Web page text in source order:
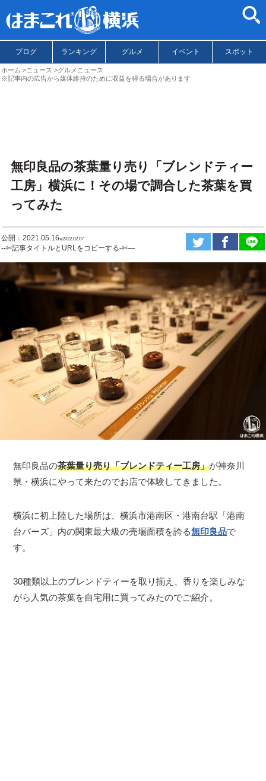
ブログ ランキング グルメ イベント スポット
ホーム ニュース
グルメニュース
※記事内の広告から媒体維持のために収益を得る場合があります
無印良品の茶葉量り売り「ブレンドティー
工房」横浜に！その場で調合した茶葉を買
ってみた
公開：2021.05.16ಇ2022.02.07
--✄記事タイトルとURLをコピーする-✄—
無印良品の茶葉量り売り「ブレンドティー工房」が神奈川
県・横浜にやって来たのでお店で体験してきました。
横浜に初上陸した場所は、横浜市港南区・港南台駅「港南
台バーズ」内の関東最大級の売場面積を誇る無印良品で
す。
30種類以上のブレンドティーを取り揃え、香りを楽しみな
がら人気の茶葉を自宅用に買ってみたのでご紹介。